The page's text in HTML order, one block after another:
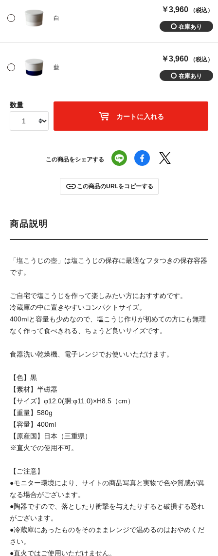
白
￥3,960 （税込）
藍
￥3,960 （税込）
数量
カートに入れる
この商品をシェアする
この商品のURLをコピーする
商品説明
「塩こうじの壺」は塩こうじの保存に最適なフタつきの保存容器
です。
ご自宅で塩こうじを作って楽しみたい方におすすめです。
冷蔵庫の中に置きやすいコンパクトサイズ。
400mlと容量も少めなので、塩こうじ作りが初めての方にも無理
なく作って食べきれる、ちょうど良いサイズです。
食器洗い乾燥機、電子レンジでお使いいただけます。
【色】黒
【素材】半磁器
【サイズ】φ12.0(胴:φ11.0)×H8.5（cm）
【重量】580g
【容量】400ml
【原産国】日本（三重県）
※直火での使用不可。
【ご注意】
●モニター環境により、サイトの商品写真と実物で色や質感が異
なる場合がございます。
●陶器ですので、落としたり衝撃を与えたりすると破損する恐れ
がございます。
●冷蔵庫にあったものをそのままレンジで温めるのはおやめくだ
さい。
●直火ではご使用いただけません。